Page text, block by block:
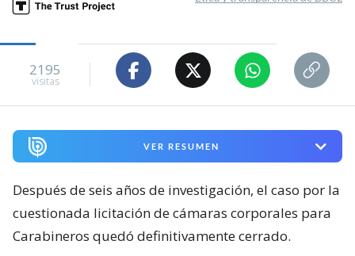
2195
visitas
VER RESUMEN
Después de seis años de investigación, el caso por la
cuestionada licitación de cámaras corporales para
Carabineros quedó definitivamente cerrado.